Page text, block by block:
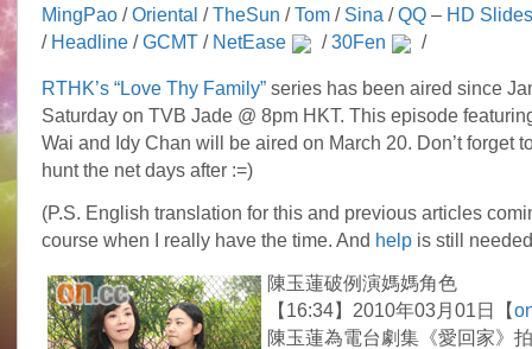
MingPao/Oriental /TheSun /Tom/ Sina /QQ– HD
/ Headline/ GCMT / NetEase / 30Fen /
RTHK’s “Love Thy Family”series has been aired since
Saturday on TVB Jade @ 8pm HKT. This episode
Wai and Idy Chan will be aired on March 20. Don’t forget
hunt the net days after :=)
(P.S. English translation for this and previous articles
course when I really have the time. And helpis still
陳玉蓮破例演媽媽角色
【16:34】2010年03月01日【
陳玉蓮為電台劇集《愛回家》